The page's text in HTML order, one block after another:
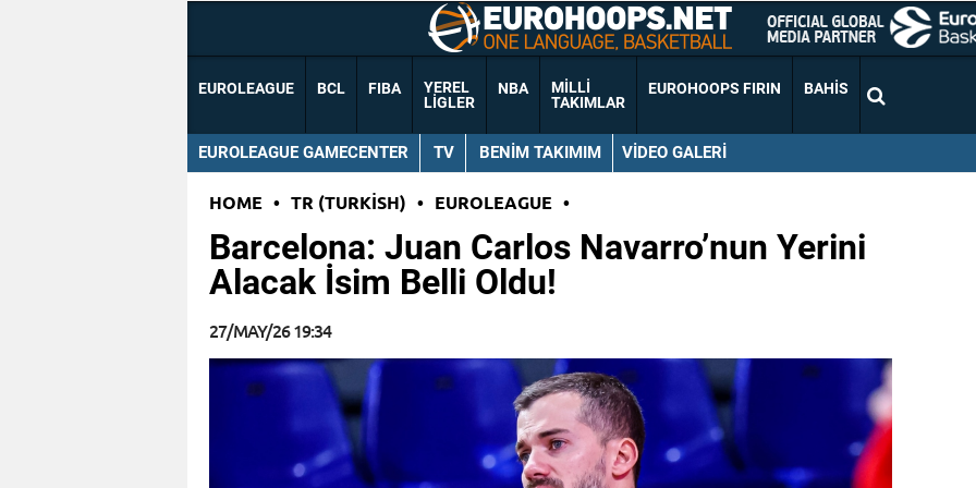
EUROLEAGUE BCL FIBA
YEREL
LIGLER
NBA
MILLI
TAKIMLAR
EUROHOOPS FIRIN BAHIS
EUROLEAGUE GAMECENTER TV BENIM TAKIMIM VIDEO GALERI
HOME • TR (TURKISH) • EUROLEAGUE •
Barcelona: Juan Carlos Navarro’nun Yerini
Alacak İsim Belli Oldu!
27/MAY/26 19:34